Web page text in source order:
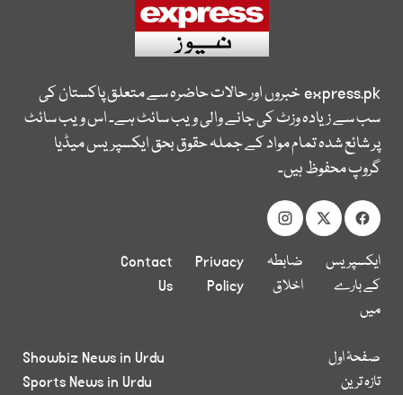
express.pkخبروں اور حالات حاضرہ سے متعلق پاکستان کی
سب سے زیادہ وزٹ کی جانے والی ویب سائٹ ہے۔ اس ویب سائٹ
پر شائع شدہ تمام مواد کے جملہ حقوق بحق ایکسپریس میڈیا
گروپ محفوظ ہیں۔
ایکسپریس
کے بارے
میں
ضابطہ
اخلاق
Privacy
Policy
Contact
Us
صفحۂ اول
تازہ ترین
Showbiz News in Urdu
Sports News in Urdu